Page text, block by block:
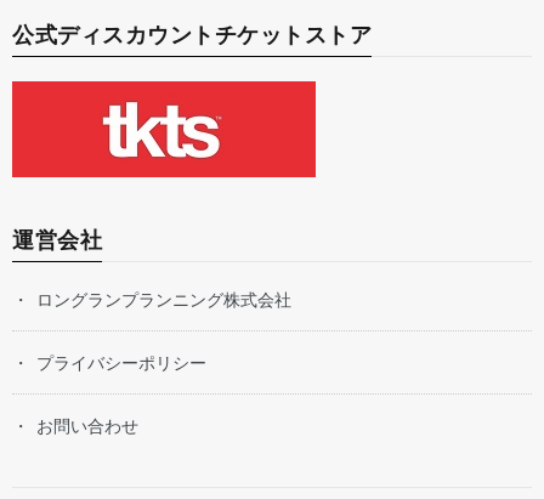
公式ディスカウントチケットストア
運営会社
ロングランプランニング株式会社
プライバシーポリシー
お問い合わせ